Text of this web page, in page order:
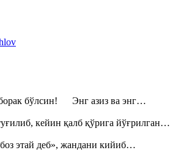
бўлсин! Энг азиз ва энг…
кейин қалб қўрига йўғрилган…
этай деб», жандани кийиб…